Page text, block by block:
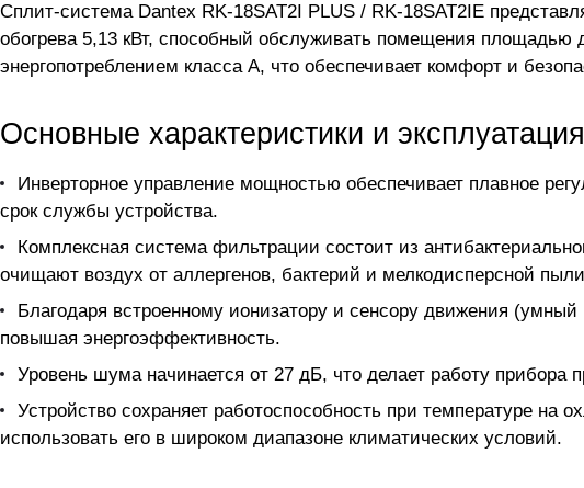
Сплит-система Dantex RK-18SAT2I PLUS / RK-18SAT2IE
обогрева 5,13 кВт, способный обслуживать помещения
энергопотреблением класса A, что обеспечивает комфорт и
Основные характеристики и эксплуатация
Инверторное управление мощностью обеспечивает плавное
срок службы устройства.
Комплексная система фильтрации состоит из
очищают воздух от аллергенов, бактерий и мелкодисперсной
Благодаря встроенному ионизатору и сенсору движения
повышая энергоэффективность.
Уровень шума начинается от 27 дБ, что делает работу
Устройство сохраняет работоспособность при температуре на
использовать его в широком диапазоне климатических условий.